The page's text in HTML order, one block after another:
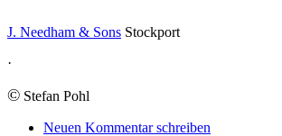
J. Needham & Sons Stockport
·
© Stefan Pohl
Neuen Kommentar schreiben